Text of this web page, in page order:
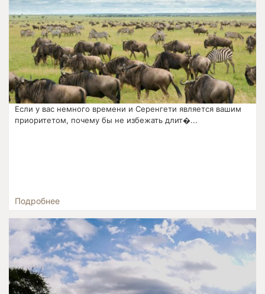
Если у вас немного времени и Серенгети является вашим
приоритетом, почему бы не избежать длит�...
Подробнее